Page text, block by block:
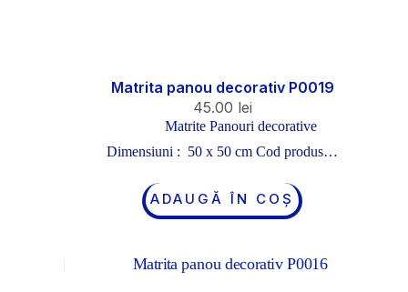
Matrita panou decorativ P0019
45.00 lei
Matrite Panouri decorative
Dimensiuni : 50 x 50 cm Cod produs…
ADAUGĂ ÎN COȘ